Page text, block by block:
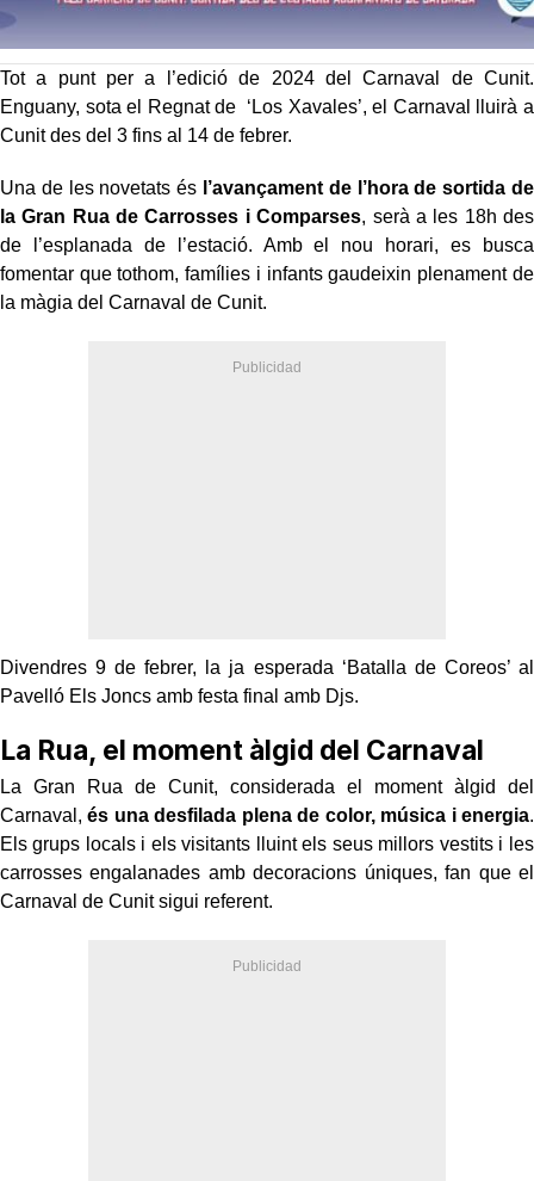
Tot a punt per a l’edició de 2024 del Carnaval de Cunit.
Enguany, sota el Regnat de ‘Los Xavales’, el Carnaval lluirà a
Cunit des del 3 fins al 14 de febrer.
Una de les novetats és l’avançament de l’hora de sortida de
la Gran Rua de Carrosses i Comparses, serà a les 18h des
de l’esplanada de l’estació. Amb el nou horari, es busca
fomentar que tothom, famílies i infants gaudeixin plenament de
la màgia del Carnaval de Cunit.
Divendres 9 de febrer, la ja esperada ‘Batalla de Coreos’ al
Pavelló Els Joncs amb festa final amb Djs.
La Rua, el moment àlgid del Carnaval
La Gran Rua de Cunit, considerada el moment àlgid del
Carnaval,és una desfilada plena de color, música i energia.
Els grups locals i els visitants lluint els seus millors vestits i les
carrosses engalanades amb decoracions úniques, fan que el
Carnaval de Cunit sigui referent.